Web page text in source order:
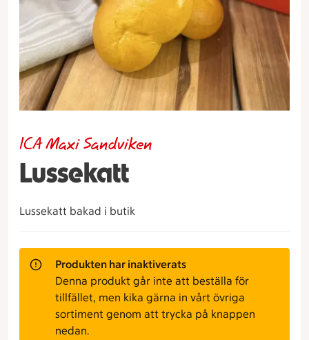
Lussekatt
ICA Maxi Sandviken
Lussekatt bakad i butik
Produkten har inaktiverats
Denna produkt går inte att beställa för
tillfället, men kika gärna in vårt övriga
sortiment genom att trycka på knappen
nedan.